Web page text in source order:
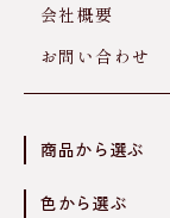
会社概要
お問い合わせ
商品から選ぶ
色から選ぶ